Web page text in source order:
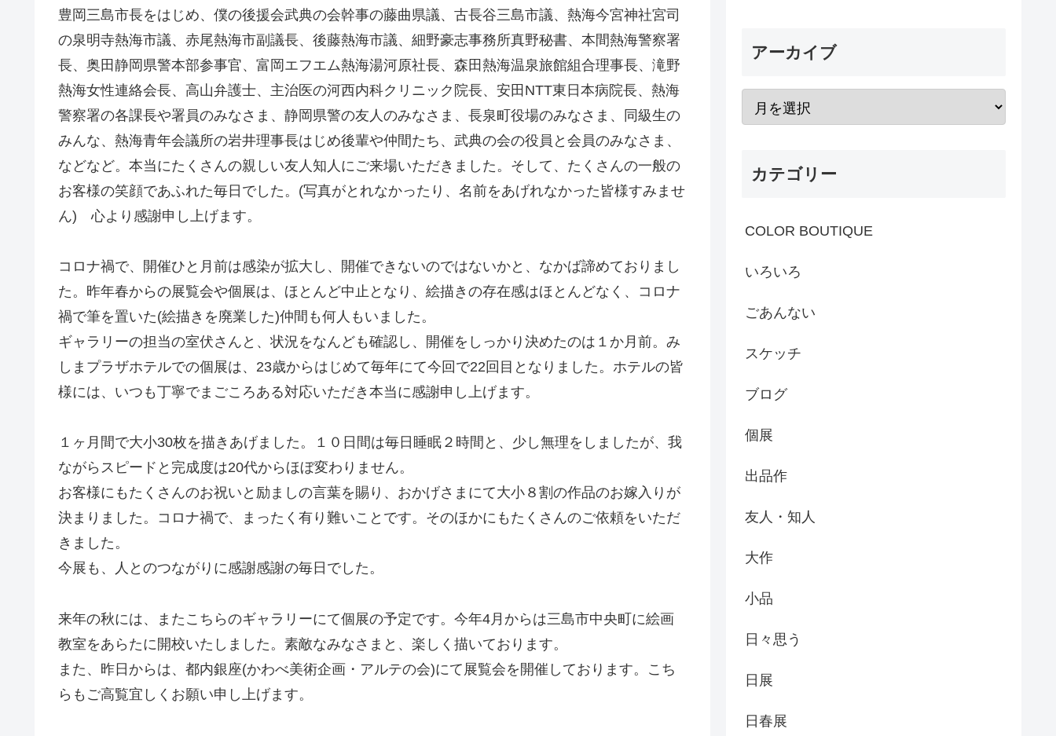
豊岡三島市長をはじめ、僕の後援会武典の会幹事の藤曲県議、古長谷三島市議、熱海今宮神社宮司
の泉明寺熱海市議、赤尾熱海市副議長、後藤熱海市議、細野豪志事務所真野秘書、本間熱海警察署
長、奥田静岡県警本部参事官、富岡エフエム熱海湯河原社長、森田熱海温泉旅館組合理事長、滝野
熱海女性連絡会長、高山弁護士、主治医の河西内科クリニック院長、安田NTT東日本病院長、熱海
警察署の各課長や署員のみなさま、静岡県警の友人のみなさま、長泉町役場のみなさま、同級生の
みんな、熱海青年会議所の岩井理事長はじめ後輩や仲間たち、武典の会の役員と会員のみなさま、
などなど。本当にたくさんの親しい友人知人にご来場いただきました。そして、たくさんの一般の
お客様の笑顔であふれた毎日でした。(写真がとれなかったり、名前をあげれなかった皆様すみませ
ん) 心より感謝申し上げます。
コロナ禍で、開催ひと月前は感染が拡大し、開催できないのではないかと、なかば諦めておりまし
た。昨年春からの展覧会や個展は、ほとんど中止となり、絵描きの存在感はほとんどなく、コロナ
禍で筆を置いた(絵描きを廃業した)仲間も何人もいました。
ギャラリーの担当の室伏さんと、状況をなんども確認し、開催をしっかり決めたのは１か月前。み
しまプラザホテルでの個展は、23歳からはじめて毎年にて今回で22回目となりました。ホテルの皆
様には、いつも丁寧でまごころある対応いただき本当に感謝申し上げます。
１ヶ月間で大小30枚を描きあげました。１０日間は毎日睡眠２時間と、少し無理をしましたが、我
ながらスピードと完成度は20代からほぼ変わりません。
お客様にもたくさんのお祝いと励ましの言葉を賜り、おかげさまにて大小８割の作品のお嫁入りが
決まりました。コロナ禍で、まったく有り難いことです。そのほかにもたくさんのご依頼をいただ
きました。
今展も、人とのつながりに感謝感謝の毎日でした。
来年の秋には、またこちらのギャラリーにて個展の予定です。今年4月からは三島市中央町に絵画
教室をあらたに開校いたしました。素敵なみなさまと、楽しく描いております。
また、昨日からは、都内銀座(かわべ美術企画・アルテの会)にて展覧会を開催しております。こち
らもご高覧宜しくお願い申し上げます。
アーカイブ
カテゴリー
COLOR BOUTIQUE
いろいろ
ごあんない
スケッチ
ブログ
個展
出品作
友人・知人
大作
小品
日々思う
日展
日春展